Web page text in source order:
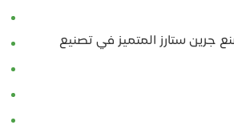
جرين ستارز المتميز في تصنيع